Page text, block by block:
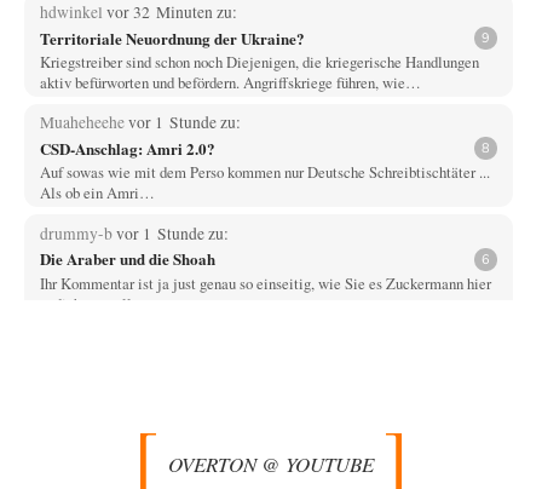
hdwinkel vor 32 Minuten zu:
Territoriale Neuordnung der Ukraine? 9
Kriegstreiber sind schon noch Diejenigen, die kriegerische Handlungen
aktiv befürworten und befördern. Angriffskriege führen, wie…
Muaheheehevor 1 Stunde zu:
CSD-Anschlag: Amri 2.0? 8
Auf sowas wie mit dem Perso kommen nur Deutsche Schreibtischtäter ...
Als ob ein Amri…
drummy-bvor 1 Stunde zu:
Die Araber und die Shoah 6
Ihr Kommentar ist ja just genau so einseitig, wie Sie es Zuckermann hier
andichten wollen:…
Priester haben den Pharao…
vor 2 Stunden zu:
OVERTON @ YOUTUBE